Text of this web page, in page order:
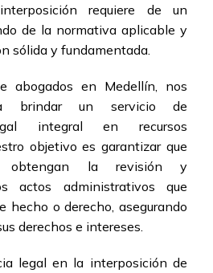
requiere de un
de la normativa aplicable y
sólida y fundamentada.
abogados en Medellín, nos
a brindar un servicio de
integral en recursos
objetivo es garantizar que
obtengan la revisión y
actos administrativos que
hecho o derecho, asegurando
derechos e intereses.
legal en la interposición de